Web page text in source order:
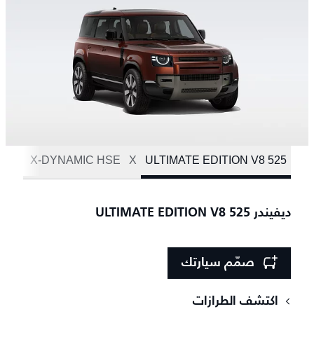
525 ULTIMATE EDITION V8
X
X-DYNAMIC HSE
ديفيندر 525 ULTIMATE EDITION V8
صمّم سيارتك
اكتشف الطرازات